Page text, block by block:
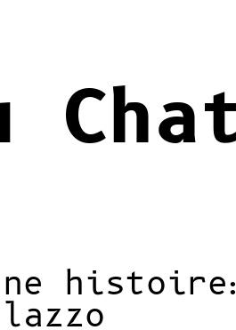
histoire: